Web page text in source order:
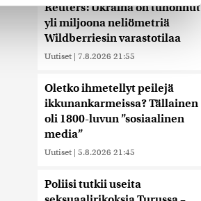
ominaisuuksien tukemiseen
ja analytiikka-alan
Reuters: Ukraina on tuhonnut
yli miljoona neliömetriä
Wildberriesin varastotilaa
Uutiset | 7.8.2026 21:55
Oletko ihmetellyt peilejä
ikkunankarmeissa? Tällainen
oli 1800-luvun ”sosiaalinen
media”
Uutiset | 5.8.2026 21:45
Poliisi tutkii useita